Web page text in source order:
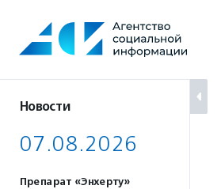
содержанию
Новости
07.08.2026
Препарат «Энхерту»